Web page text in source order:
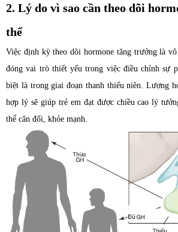
2. Lý do vì sao cần theo dõi
thể
Việc định kỳ theo dõi hormone tăng trưởng là
đóng vai trò thiết yếu trong việc điều chỉnh sự
biệt là trong giai đoạn thanh thiếu niên. Lượng
hợp lý sẽ giúp trẻ em đạt được chiều cao lý
thể cân đối, khỏe mạnh.